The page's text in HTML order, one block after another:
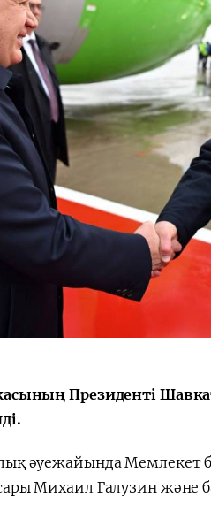
Президенті
әуежайында Мемлекет
Михаил Галузин және